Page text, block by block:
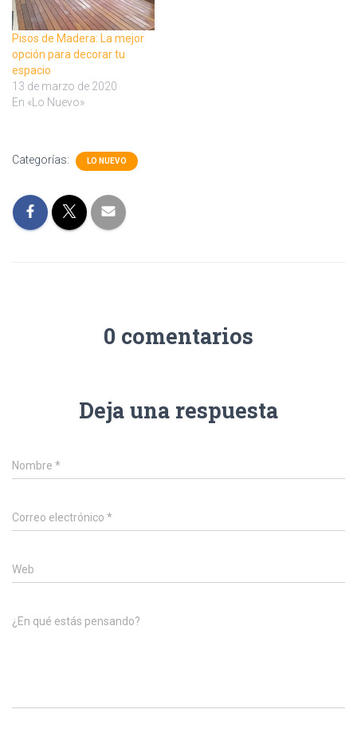
Pisos de Madera: La mejor
opción para decorar tu
espacio
13 de marzo de 2020
En «Lo Nuevo»
Categorías: LO NUEVO
0 comentarios
Deja una respuesta
Nombre *
Correo electrónico *
Web
¿En qué estás pensando?